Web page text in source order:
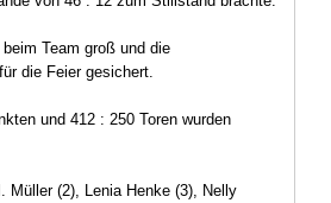
Team groß und die
die Feier gesichert.
und 412 : 250 Toren wurden
Müller (2), Lenia Henke (3), Nelly